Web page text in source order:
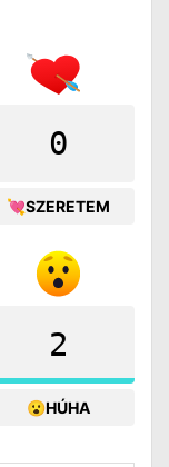
0
💘SZERETEM
2
😮HÚHA